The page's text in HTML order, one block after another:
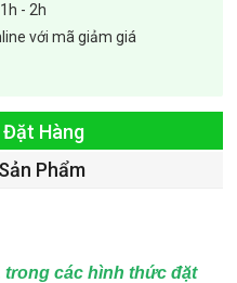
- 2h
với mã giảm giá
Đặt Hàng
Phẩm
trong các hình thức đặt